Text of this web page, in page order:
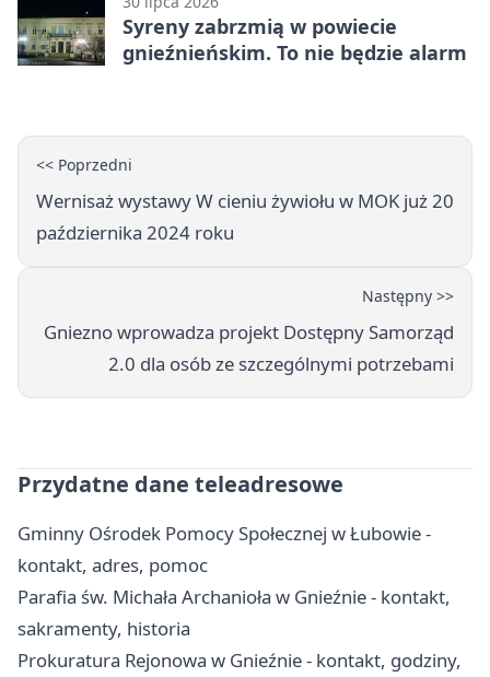
Syreny zabrzmią w powiecie
gnieźnieńskim. To nie będzie alarm
<< Poprzedni
Wernisaż wystawy W cieniu żywiołu w MOK już 20
października 2024 roku
Następny >>
Gniezno wprowadza projekt Dostępny Samorząd
2.0 dla osób ze szczególnymi potrzebami
Przydatne dane teleadresowe
Gminny Ośrodek Pomocy Społecznej w Łubowie -
kontakt, adres, pomoc
Parafia św. Michała Archanioła w Gnieźnie - kontakt,
sakramenty, historia
Prokuratura Rejonowa w Gnieźnie - kontakt, godziny,